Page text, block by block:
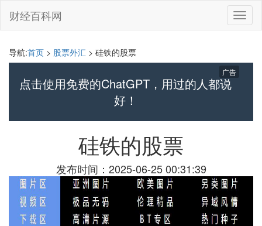
切
换
财经百科网
导航:首页 > 股票外汇 > 硅铁的股票
点击使用免费的ChatGPT，用过的人都说
好！
广告
硅铁的股票
发布时间：2025-06-25 00:31:39